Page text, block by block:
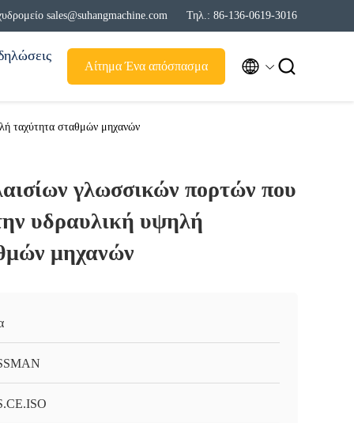
sales@suhangmachine.com Τηλ.: 86-136-0619-3016
Αίτημα Ένα απόσπασμα  
ταχύτητα σταθμών μηχανών
γλωσσικών πορτών που
υδραυλική υψηλή
μηχανών